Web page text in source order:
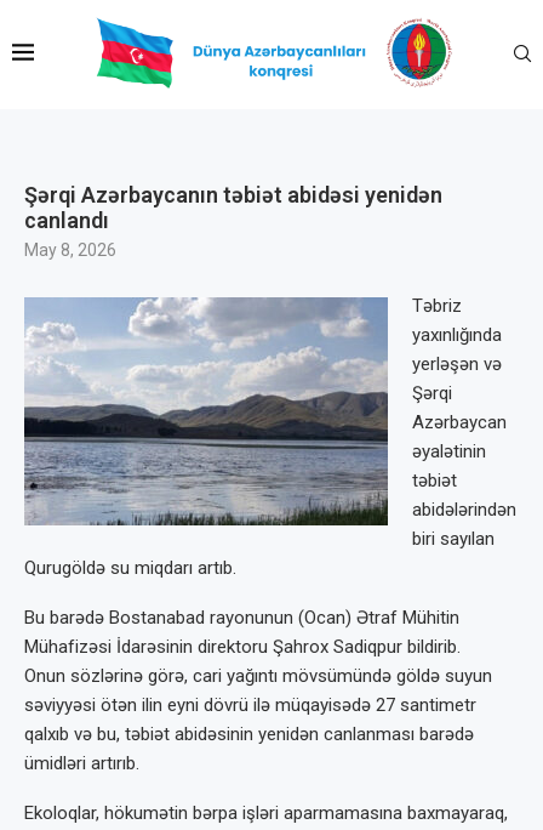
Şərqi Azərbaycanın təbiət abidəsi yenidən
canlandı
May 8, 2026
Təbriz
yaxınlığında
yerləşən və
Şərqi
Azərbaycan
əyalətinin
təbiət
abidələrindən
biri sayılan
Qurugöldə su miqdarı artıb.
Bu barədə Bostanabad rayonunun (Ocan) Ətraf Mühitin
Mühafizəsi İdarəsinin direktoru Şahrox Sadiqpur bildirib.
Onun sözlərinə görə, cari yağıntı mövsümündə göldə suyun
səviyyəsi ötən ilin eyni dövrü ilə müqayisədə 27 santimetr
qalxıb və bu, təbiət abidəsinin yenidən canlanması barədə
ümidləri artırıb.
Ekoloqlar, hökumətin bərpa işləri aparmamasına baxmayaraq,